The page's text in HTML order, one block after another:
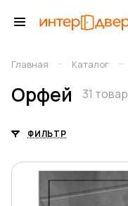
Главная – Каталог –
Орфей 31 товар
ФИЛЬТР